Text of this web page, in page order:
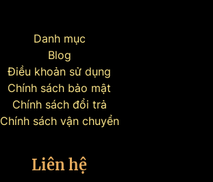
Danh mục
Blog
Điều khoản sử dụng
Chính sách bảo mật
Chính sách đổi trả
Chính sách vận chuyển
Liên hệ